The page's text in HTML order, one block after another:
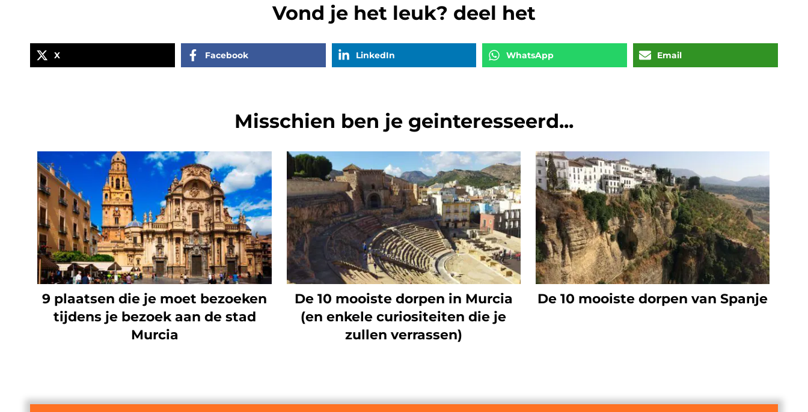
Vond je het leuk? deel het
X Facebook LinkedIn WhatsApp Email
Misschien ben je geinteresseerd...
9 plaatsen die je moet bezoeken
tijdens je bezoek aan de stad
Murcia
De 10 mooiste dorpen in Murcia
(en enkele curiositeiten die je
zullen verrassen)
De 10 mooiste dorpen van Spanje